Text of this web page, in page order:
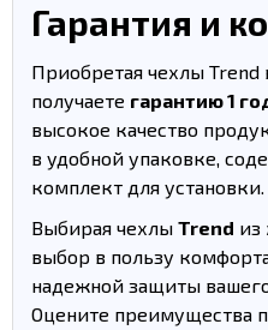
Гарантия и
Приобретая чехлы
получаете гарантию 1
высокое качество
в удобной упаковке,
комплект для установки.
Выбирая чехлы Trend из
выбор в пользу
надежной защиты
Оцените преимущества